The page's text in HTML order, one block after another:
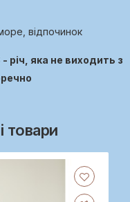
відпочинок
річ, яка не виходить з
товари